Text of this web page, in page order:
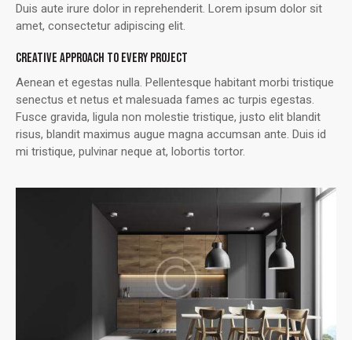
Duis aute irure dolor in reprehenderit. Lorem ipsum dolor sit
amet, consectetur adipiscing elit.
CREATIVE APPROACH TO EVERY PROJECT
Aenean et egestas nulla. Pellentesque habitant morbi tristique
senectus et netus et malesuada fames ac turpis egestas.
Fusce gravida, ligula non molestie tristique, justo elit blandit
risus, blandit maximus augue magna accumsan ante. Duis id
mi tristique, pulvinar neque at, lobortis tortor.